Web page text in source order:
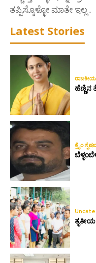
ತಪ್ಪಿಸ್ಕೊಳ್ಳೋ ಮಾತೇ ಇಲ್ಲ .
Latest Stories
ರಾಜಕೀಯ
ಹೆಣ್ಣಿನ
ಕ್ರೈಂ